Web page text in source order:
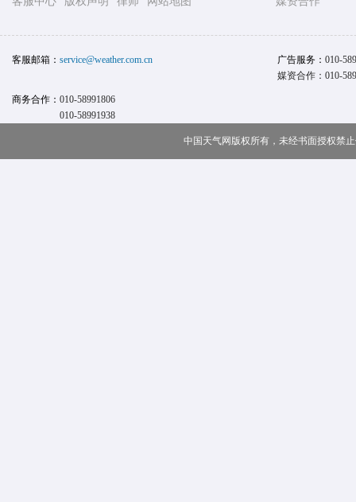
客服邮箱： service@weather.com.cn 广告服务： 010-
媒资合作：010-
商务合作： 010-58991806
010-58991938
中国天气网版权所有，未经书面授权